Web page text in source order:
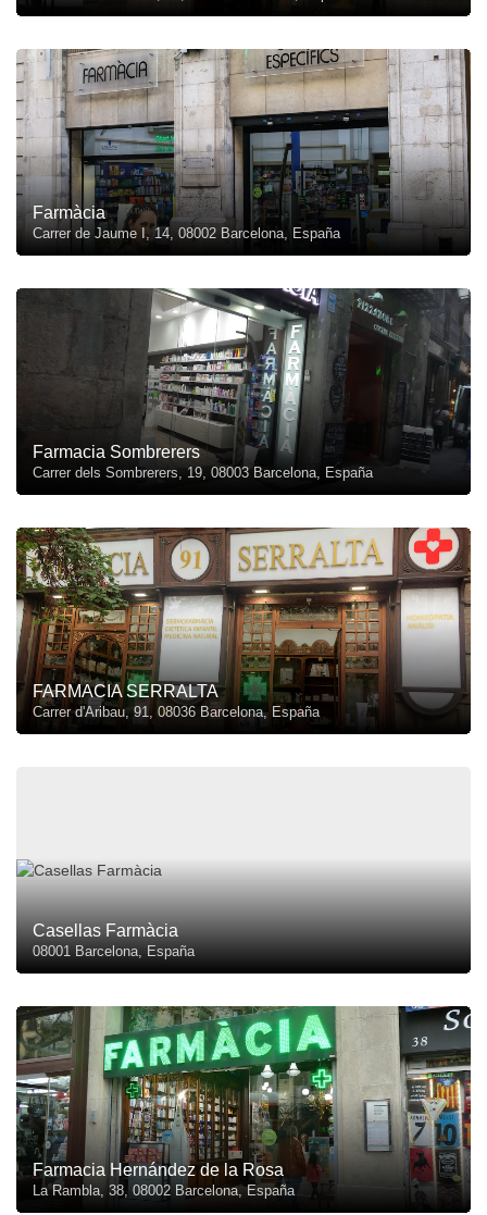
Farmàcia
Carrer de Jaume I, 14, 08002 Barcelona, España
Farmacia Sombrerers
Carrer dels Sombrerers, 19, 08003 Barcelona, España
FARMACIA SERRALTA
Carrer d'Aribau, 91, 08036 Barcelona, España
Casellas Farmàcia
08001 Barcelona, España
Farmacia Hernández de la Rosa
La Rambla, 38, 08002 Barcelona, España